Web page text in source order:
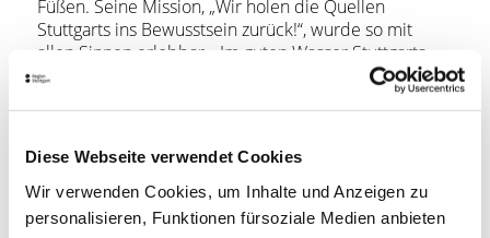
Diese Webseite verwendet Cookies
Wir verwenden Cookies, um Inhalte und Anzeigen zu
personalisieren, Funktionen fürsoziale Medien anbieten
Füßen. Seine Mission, „Wir holen die Quellen
Stuttgarts ins Bewusstsein zurück!“, wurde so mit
allen Sinnen erlebbar. „Im guten Wasser Stuttgarts
werden Leiden kuriert. Dank attraktiver Ideen folgt
uns zunehmend auch ein junges Publikum. Wir
Convention Bureau für die weitere Bekanntmachung
der Destination Stuttgart im Kontext „Wasser“ weiter
sprudeln lassen.“